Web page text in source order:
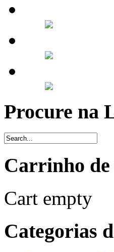
Procure na
Carrinho
Cart empty
Categorias